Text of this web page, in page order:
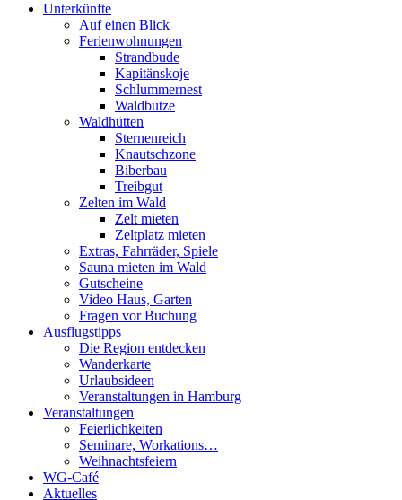
Unterkünfte
Auf einen Blick
Ferienwohnungen
Strandbude
Kapitänskoje
Schlummernest
Waldbutze
Waldhütten
Sternenreich
Knautschzone
Biberbau
Treibgut
Zelten im Wald
Zelt mieten
Zeltplatz mieten
Extras, Fahrräder, Spiele
Sauna mieten im Wald
Gutscheine
Video Haus, Garten
Fragen vor Buchung
Ausflugstipps
Die Region entdecken
Wanderkarte
Urlaubsideen
Veranstaltungen in Hamburg
Veranstaltungen
Feierlichkeiten
Seminare, Workations…
Weihnachtsfeiern
WG-Café
Aktuelles